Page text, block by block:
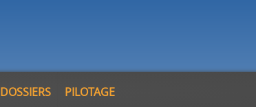
DOSSIERS PILOTAGE